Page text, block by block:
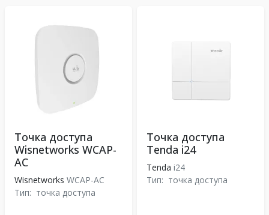
Точка доступа
Wisnetworks WCAP-
AC
Wisnetworks WCAP-AC
Тип: точка доступа
Точка доступа
Tenda i24
Tenda i24
Тип: точка доступа